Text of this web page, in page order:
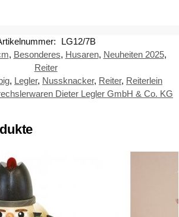
LG12/7B
, Besonderes, Husaren, Neuheiten 2025,
Reiter
, Legler, Nussknacker, Reiter, Reiterlein
Dieter Legler GmbH & Co. KG